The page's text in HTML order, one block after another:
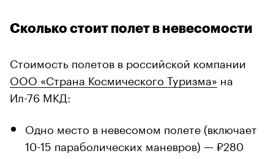
Сколько стоит полет в невесомости
Стоимость полетов в российской компании
ООО «Страна Космического Туризма» на
Ил-76 MKД:
Одно место в невесомом полете (включает
10-15 параболических маневров) — ₽280